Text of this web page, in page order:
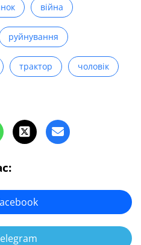
війна
руйнування
трактор чоловік